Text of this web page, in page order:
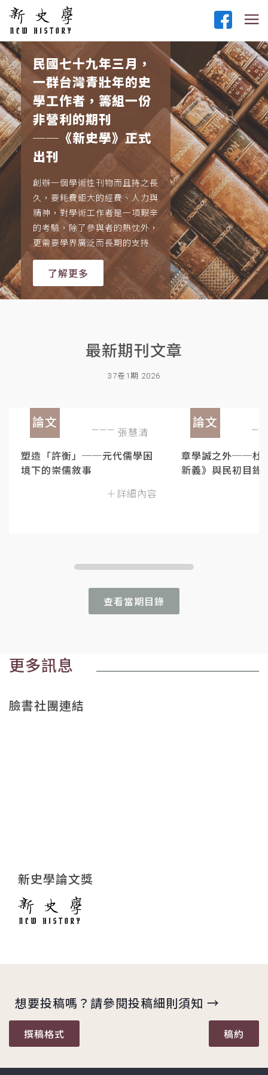
民國七十九年三月，
一群台灣青壯年的史
學工作者，籌組一份
非營利的期刊
──《新史學》正式
出刊
創辦一個學術性刊物而且持之長
久，要耗費鉅大的經費、人力與
精神，對學術工作者是一項艱辛
的考驗，除了參與者的熱忱外，
更需要學界廣泛而長期的支持
了解更多
最新期刊文章
37卷1期 2026
論文
張慧清
塑造「許衡」──元代儒學困
境下的崇儒敘事
＋詳細內容
論文
章學誠之外──杜
新義》與民初目錄
查看當期目錄
更多訊息
臉書社團連結
新史學論文獎
想要投稿嗎？請參閱投稿細則須知 →
撰稿格式 稿約